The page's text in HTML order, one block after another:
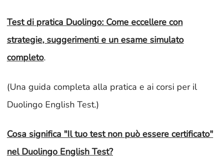
Test di pratica Duolingo: Come eccellere con
strategie, suggerimenti e un esame simulato
completo.
(Una guida completa alla pratica e ai corsi per il
Duolingo English Test.)
Cosa significa "Il tuo test non può essere certificato"
nel Duolingo English Test?